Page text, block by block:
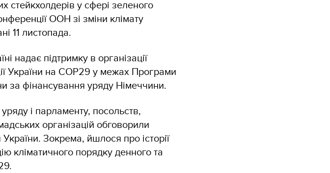
стейкхолдерів у сфері зеленого
ООН зі зміни клімату
11 листопада.
підтримку в організації
України на СОР29 у межах Програми
за фінансування уряду Німеччини.
і парламенту, посольств,
організацій обговорили
Зокрема, йшлося про історії
кліматичного порядку денного та